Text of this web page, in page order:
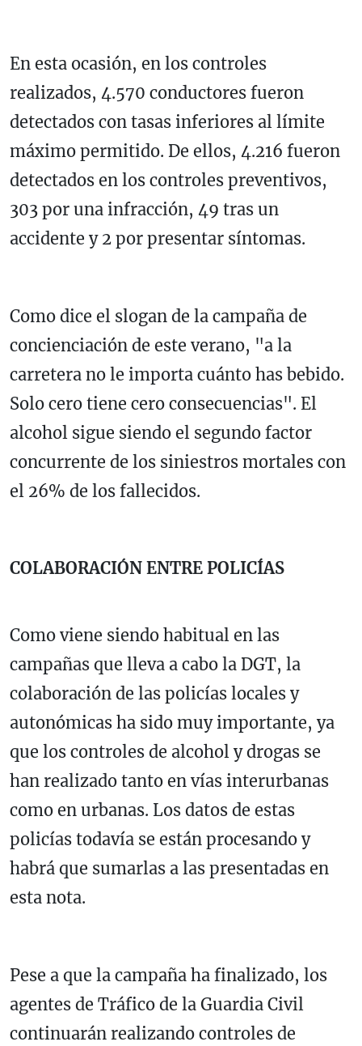
En esta ocasión, en los controles
realizados, 4.570 conductores fueron
detectados con tasas inferiores al límite
máximo permitido. De ellos, 4.216 fueron
detectados en los controles preventivos,
303 por una infracción, 49 tras un
accidente y 2 por presentar síntomas.
Como dice el slogan de la campaña de
concienciación de este verano, "a la
carretera no le importa cuánto has bebido.
Solo cero tiene cero consecuencias". El
alcohol sigue siendo el segundo factor
concurrente de los siniestros mortales con
el 26% de los fallecidos.
COLABORACIÓN ENTRE POLICÍAS
Como viene siendo habitual en las
campañas que lleva a cabo la DGT, la
colaboración de las policías locales y
autonómicas ha sido muy importante, ya
que los controles de alcohol y drogas se
han realizado tanto en vías interurbanas
como en urbanas. Los datos de estas
policías todavía se están procesando y
habrá que sumarlas a las presentadas en
esta nota.
Pese a que la campaña ha finalizado, los
agentes de Tráfico de la Guardia Civil
continuarán realizando controles de